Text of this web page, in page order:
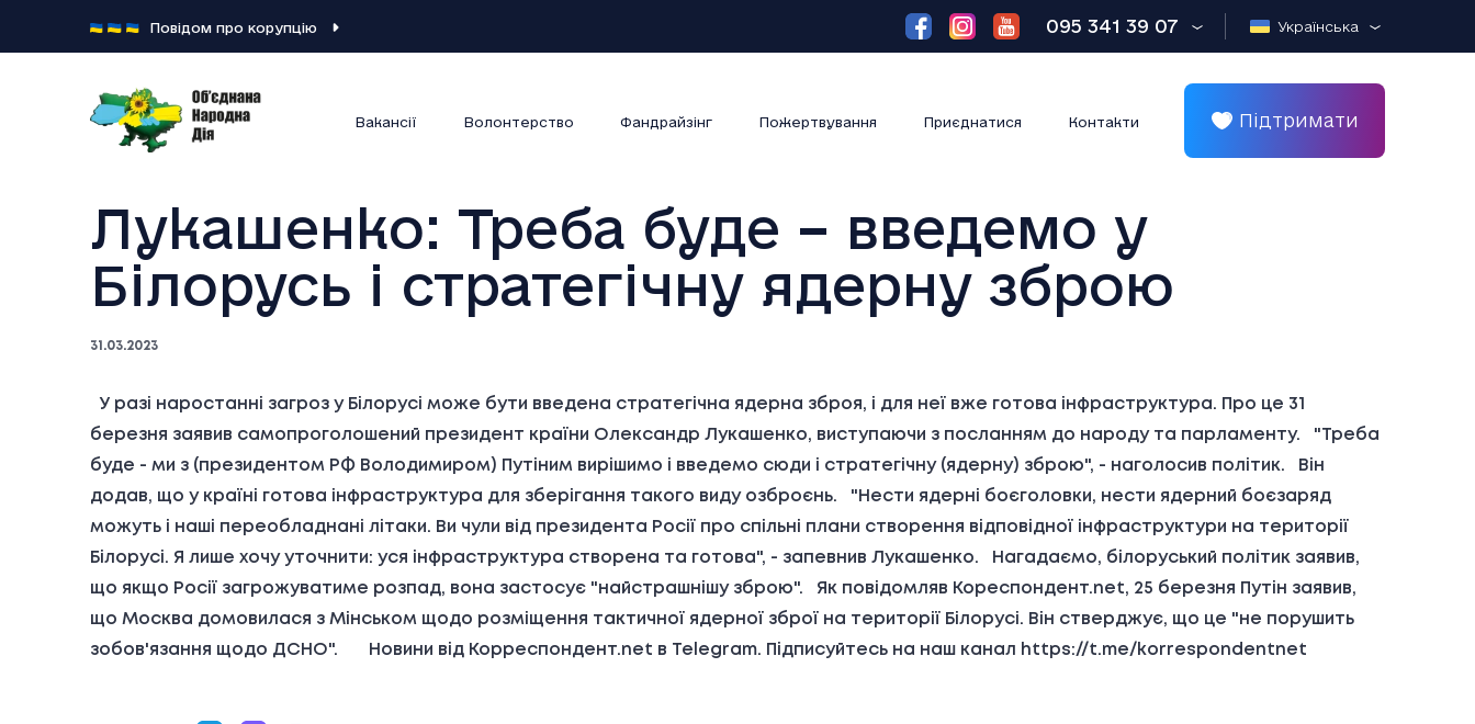
Повідом про корупцію 095 341 39 07 Українська
Вакансії Волонтерство Фандрайзінг Пожертвування Приєднатися Контакти Підтримати
Лукашенко: Треба буде – введемо у
Білорусь і стратегічну ядерну зброю
31.03.2023
У разі наростанні загроз у Білорусі може бути введена стратегічна ядерна зброя, і для неї вже готова інфраструктура. Про це 31
березня заявив самопроголошений президент країни Олександр Лукашенко, виступаючи з посланням до народу та парламенту. "Треба
буде - ми з (президентом РФ Володимиром) Путіним вирішимо і введемо сюди і стратегічну (ядерну) зброю", - наголосив політик. Він
додав, що у країні готова інфраструктура для зберігання такого виду озброєнь. "Нести ядерні боєголовки, нести ядерний боєзаряд
можуть і наші переобладнані літаки. Ви чули від президента Росії про спільні плани створення відповідної інфраструктури на території
Білорусі. Я лише хочу уточнити: уся інфраструктура створена та готова", - запевнив Лукашенко. Нагадаємо, білоруський політик заявив,
що якщо Росії загрожуватиме розпад, вона застосує "найстрашнішу зброю". Як повідомляв Кореспондент.net, 25 березня Путін заявив,
що Москва домовилася з Мінськом щодо розміщення тактичної ядерної зброї на території Білорусі. Він стверджує, що це "не порушить
зобов'язання щодо ДСНО". Новини від Корреспондент.net в Telegram. Підписуйтесь на наш канал https://t.me/korrespondentnet